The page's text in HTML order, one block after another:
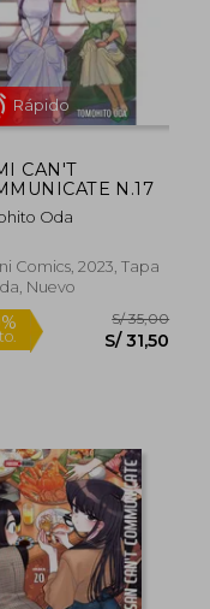
dcto. S/
Rápido
CAN'T
N.17
Oda
Comics, 2023, Tapa
Nuevo
Rápido